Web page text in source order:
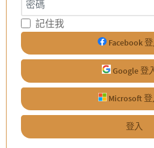
記住我
Facebook
Google 登
Microsoft 登
登入